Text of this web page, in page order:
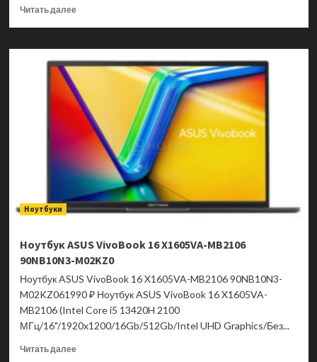
Читать далееПрочитать
Ноутбук
Acer
Lite
15
AL15-
45P-
R1UJ
NX.DLQEM.001
Ноутбуки
Ноутбук ASUS VivoBook 16 X1605VA-MB2106
90NB10N3-M02KZ0
Ноутбук ASUS VivoBook 16 X1605VA-MB2106 90NB10N3-
M02KZ061990 ₽ Ноутбук ASUS VivoBook 16 X1605VA-
MB2106 (Intel Core i5 13420H 2100
МГц/16"/1920x1200/16Gb/512Gb/Intel UHD Graphics/Без...
Читать далееПрочитать